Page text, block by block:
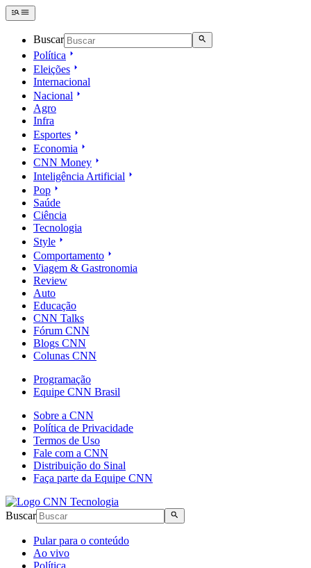
Buscar
Política
Eleições
Internacional
Nacional
Agro
Infra
Esportes
Economia
CNN Money
Inteligência Artificial
Pop
Saúde
Ciência
Tecnologia
Style
Comportamento
Viagem & Gastronomia
Review
Auto
Educação
CNN Talks
Fórum CNN
Blogs CNN
Colunas CNN
Programação
Equipe CNN Brasil
Sobre a CNN
Política de Privacidade
Termos de Uso
Fale com a CNN
Distribuição do Sinal
Faça parte da Equipe CNN
Buscar
Pular para o conteúdo
Ao vivo
Política